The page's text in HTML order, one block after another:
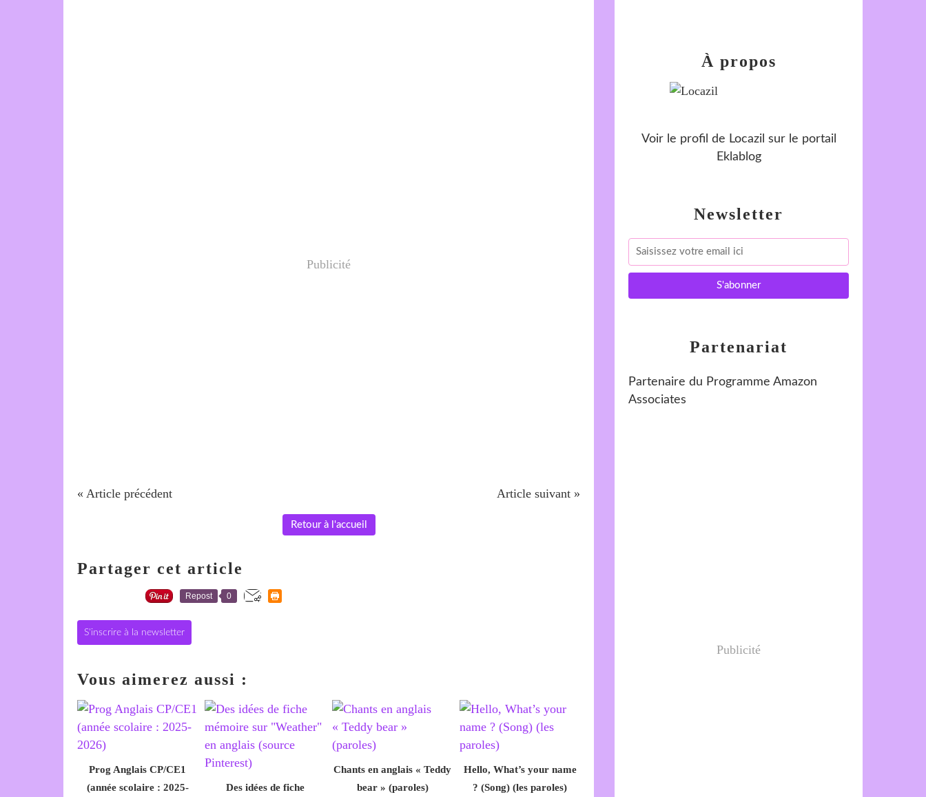
Publicité
« Article précédent Article suivant »
Retour à l'accueil
Partager cet article
Repost 0
S'inscrire à la newsletter
Vous aimerez aussi :
Prog Anglais CP/CE1
(année scolaire : 2025-
Des idées de fiche
Chants en anglais « Teddy
bear » (paroles)
Hello, What’s your name
? (Song) (les paroles)
Newsletter
À propos
Voir le profil de Locazil sur le portail
Eklablog
Partenariat
Partenaire du Programme Amazon
Associates
Publicité